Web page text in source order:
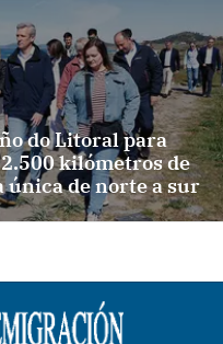
do Litoral para
kilómetros de
única de norte a sur